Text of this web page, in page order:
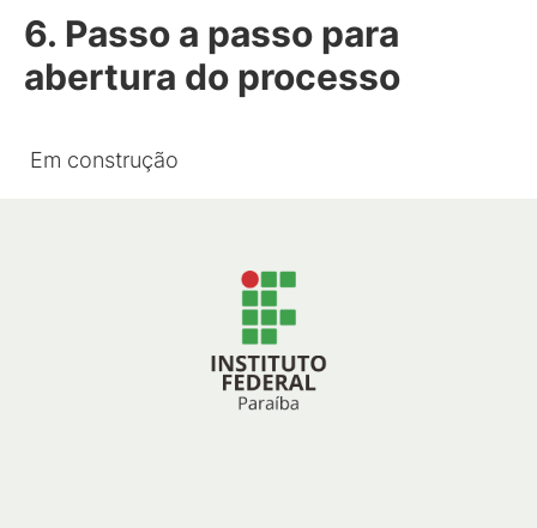
6. Passo a passo para
abertura do processo
Em construção